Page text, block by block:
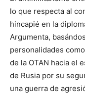
lo que respecta al
hincapié en la
Argumenta,
personalidades
de la OTAN hacia el
de Rusia por su
una guerra de